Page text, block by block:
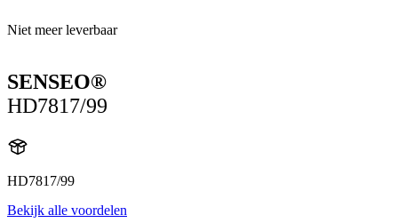
Niet meer leverbaar
SENSEO®
HD7817/99
HD7817/99
Bekijk alle voordelen